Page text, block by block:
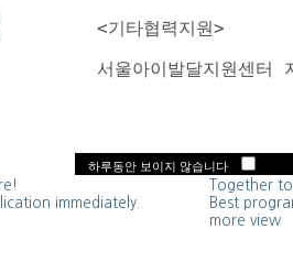
  <기타협력지원>
서울아이발달지원센터
하루동안 보이지 않습니다
방문 전 지
수 있습니다.
immediately.
Group
그룹수업
Together
Best
more view